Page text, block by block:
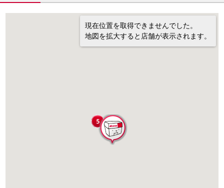
現在位置を取得できませんでした。
地図を拡大すると店舗が表示されます。